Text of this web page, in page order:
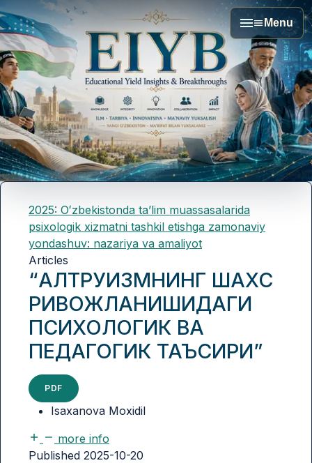
Menu
2025: Oʻzbekistonda taʼlim muassasalarida
psixologik xizmatni tashkil etishga zamonaviy
yondashuv: nazariya va amaliyot
Articles
“АЛТРУИЗМНИНГ ШАХС
РИВОЖЛАНИШИДАГИ
ПСИХОЛОГИК ВА
ПЕДАГОГИК ТАЪСИРИ”
PDF
Isаxаnоvа Mоxidil
more info
Published 2025-10-20